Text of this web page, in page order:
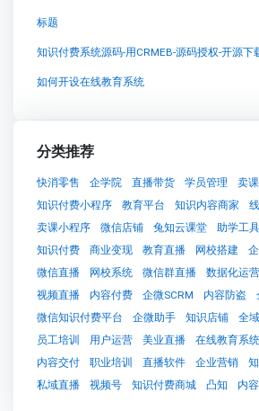
标题
如何开设在线教育系统
分类推荐
快消零售 企学院 直播带货 学员管理
卖
知识付费小程序
教育平台 知识内容商家
卖课小程序
微信店铺 兔知云课堂 助学工具
知识付费
商业变现 教育直播 网校搭建
微信直播
网校系统 微信群直播 数据化运营
视频直播
内容付费 企微SCRM 内容防盗
微信知识付费平台
企微助手 知识店铺 全
员工培训
用户运营 美业直播 在线教育系统
内容交付
职业培训 直播软件 企业营销
私域直播
视频号 知识付费商城 凸知 内